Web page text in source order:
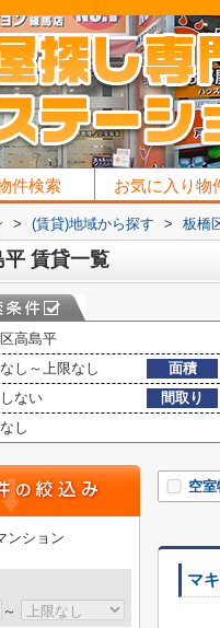
件検索 お気に入り物
> (賃貸)地域から探す > 板橋
賃貸一覧
高島平
し～上限なし 面積
ない 間取り
し
空
マ
ンション
～